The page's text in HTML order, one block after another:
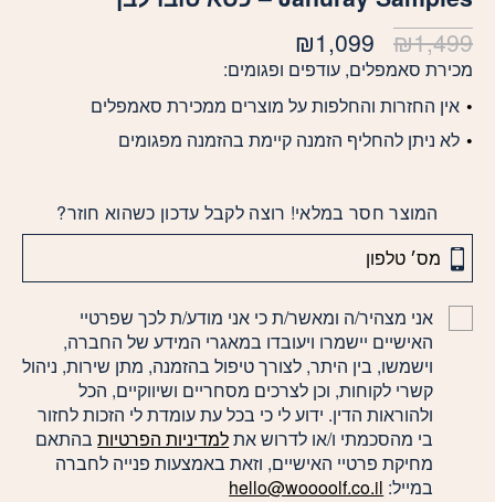
₪1,499
המחיר
המקורי
היה:
₪1,499.
₪1,099
המחיר
הנוכחי
הוא:
מכירת סאמפלים, עודפים ופגומים:
אין החזרות והחלפות על מוצרים ממכירת סאמפלים
לא ניתן להחליף הזמנה קיימת בהזמנה מפגומים
המוצר חסר במלאי! רוצה לקבל עדכון כשהוא חוזר?
אני מצהיר/ה ומאשר/ת כי אני מודע/ת לכך שפרטיי
האישיים יישמרו ויעובדו במאגרי המידע של החברה,
וישמשו, בין היתר, לצורך טיפול בהזמנה, מתן שירות, ניהול
קשרי לקוחות, וכן לצרכים מסחריים ושיווקיים, הכל
ולהוראות הדין. ידוע לי כי בכל עת עומדת לי הזכות לחזור
בי מהסכמתי ו/או לדרוש אתלמדיניות הפרטיותבהתאם
מחיקת פרטיי האישיים, וזאת באמצעות פנייה לחברה
במייל: hello@woooolf.co.il